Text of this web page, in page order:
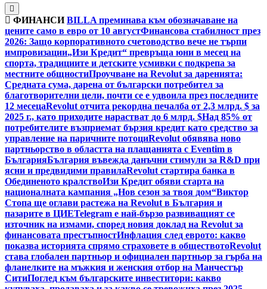
ФИНАНСИ BILLA преминава към обозначаване на
цените само в евро от 10 августФинансова стабилност през
2026: Защо корпоративното счетоводство вече не търпи
импровизации„Изи Кредит“ превръща юни в месец на
спорта, традициите и детските усмивки с подкрепа за
местните общностиПроучване на Revolut за даренията:
Средната сума, дарена от български потребител за
благотворителни цели, почти се е удвоила през последните
12 месецаRevolut отчита рекордна печалба от 2,3 млрд. $ за
2025 г., като приходите нарастват до 6 млрд. $Над 85% от
потребителите възприемат бързия кредит като средство за
управление на паричните потоциRevolut обявява ново
партньорство в областта на плащанията с Eventim в
БългарияБългария въвежда данъчни стимули за R&D при
ясни и предвидими правилаRevolut стартира банка в
Обединеното кралствоИзи Кредит обяви старта на
националната кампания „Нов сезон за твоя дом“Виктор
Стопа ще оглави растежа на Revolut в България и
пазарите в ЦИЕTelegram е най-бързо развиващият се
източник на измами, според новия доклад на Revolut за
финансовата престъпностИнфлация след еврото: какво
показва историята спрямо страховете в обществотоRevolut
става глобален партньор и официален партньор за гърба на
фланелките на мъжкия и женския отбор на Манчестър
СитиПоглед към българските инвеститори: какво